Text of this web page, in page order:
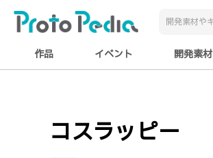
作品 イベント 開発素材
コスラッピー